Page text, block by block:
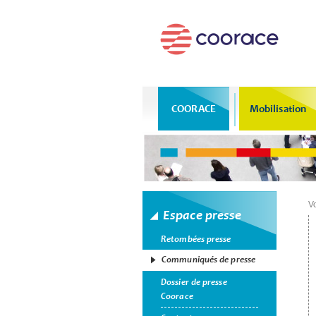
COORACE Mobilisation
Espace presse
Retombées presse
Communiqués de presse
Dossier de presse
Coorace